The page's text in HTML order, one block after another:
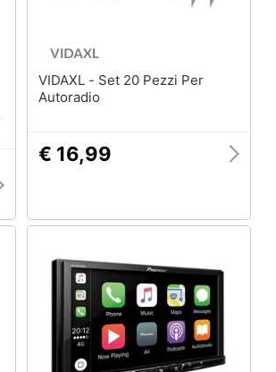
VIDAXL - Set 20 Pezzi Per
Autoradio
€ 16,99